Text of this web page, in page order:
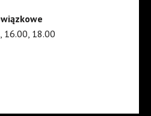
16.00, 18.00